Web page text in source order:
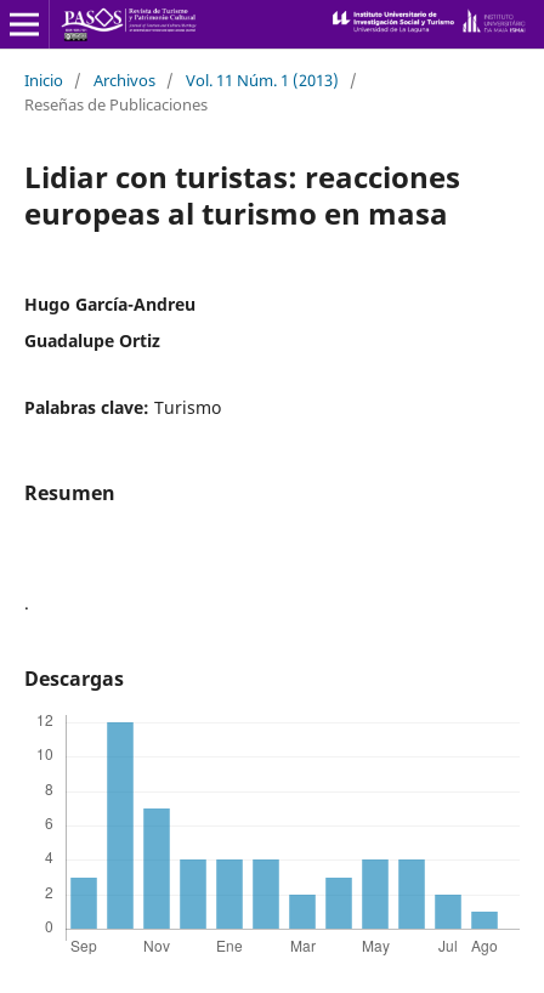
Inicio / Archivos / Vol. 11 Núm. 1 (2013)
/
Reseñas de Publicaciones
Lidiar con turistas: reacciones
europeas al turismo en masa
Hugo García-Andreu
Guadalupe Ortiz
Palabras clave: Turismo
Resumen
.
Descargas